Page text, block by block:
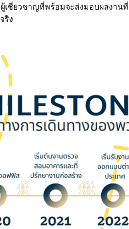
เชี่ยวชาญที่พร้อมจะส่งมอบผลงา
ริง